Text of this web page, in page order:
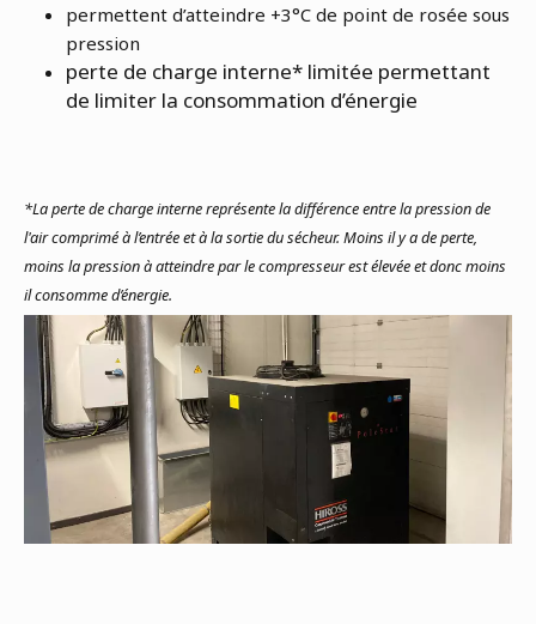
permettent d’atteindre +3°C de point de rosée sous
pression
perte de charge interne* limitée permettant
de limiter la consommation d’énergie
*La perte de charge interne représente la différence entre la pression de
l'air comprimé à l’entrée et à la sortie du sécheur. Moins il y a de perte,
moins la pression à atteindre par le compresseur est élevée et donc moins
il consomme d’énergie.